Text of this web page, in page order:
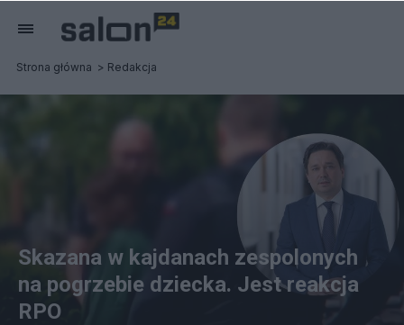
Strona główna Redakcja
Skazana w kajdanach zespolonych
na pogrzebie dziecka. Jest reakcja
RPO